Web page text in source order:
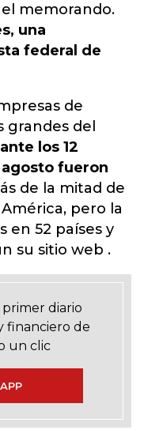
memorando.
una
federal de
de
grandes del
los 12
fueron
de la mitad de
pero la
en 52 países y
su sitio web .
diario
financiero de
un clic